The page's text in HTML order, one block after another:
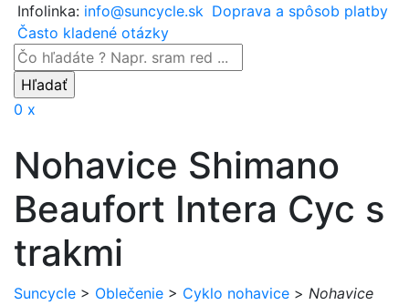
Infolinka: info@suncycle.sk Doprava a spôsob platby
Často kladené otázky
0 x
Nohavice Shimano
Beaufort Intera Cyc s
trakmi
Suncycle > Oblečenie > Cyklo nohavice > Nohavice